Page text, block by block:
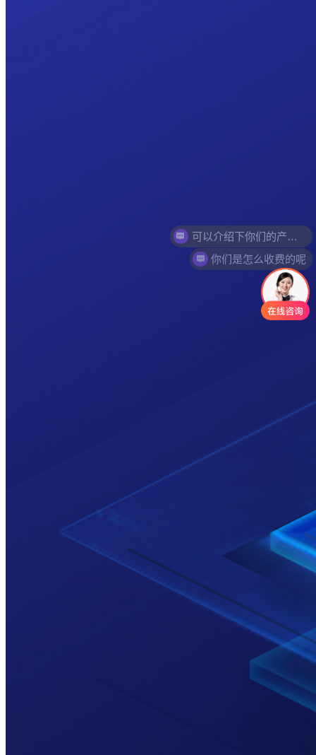
你们是怎么收费的呢